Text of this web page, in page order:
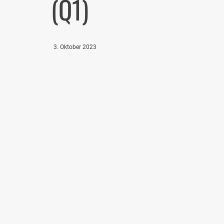
(Q1)
3. Oktober 2023